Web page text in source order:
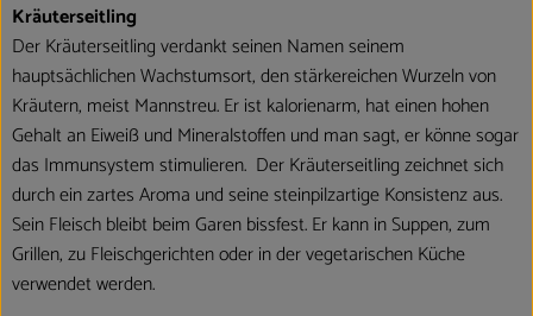
Kräuterseitling
Der Kräuterseitling verdankt seinen Namen seinem
hauptsächlichen Wachstumsort, den stärkereichen Wurzeln von
Kräutern, meist Mannstreu. Er ist kalorienarm, hat einen hohen
Gehalt an Eiweiß und Mineralstoffen und man sagt, er könne sogar
das Immunsystem stimulieren. Der Kräuterseitling zeichnet sich
durch ein zartes Aroma und seine steinpilzartige Konsistenz aus.
Sein Fleisch bleibt beim Garen bissfest. Er kann in Suppen, zum
Grillen, zu Fleischgerichten oder in der vegetarischen Küche
verwendet werden.